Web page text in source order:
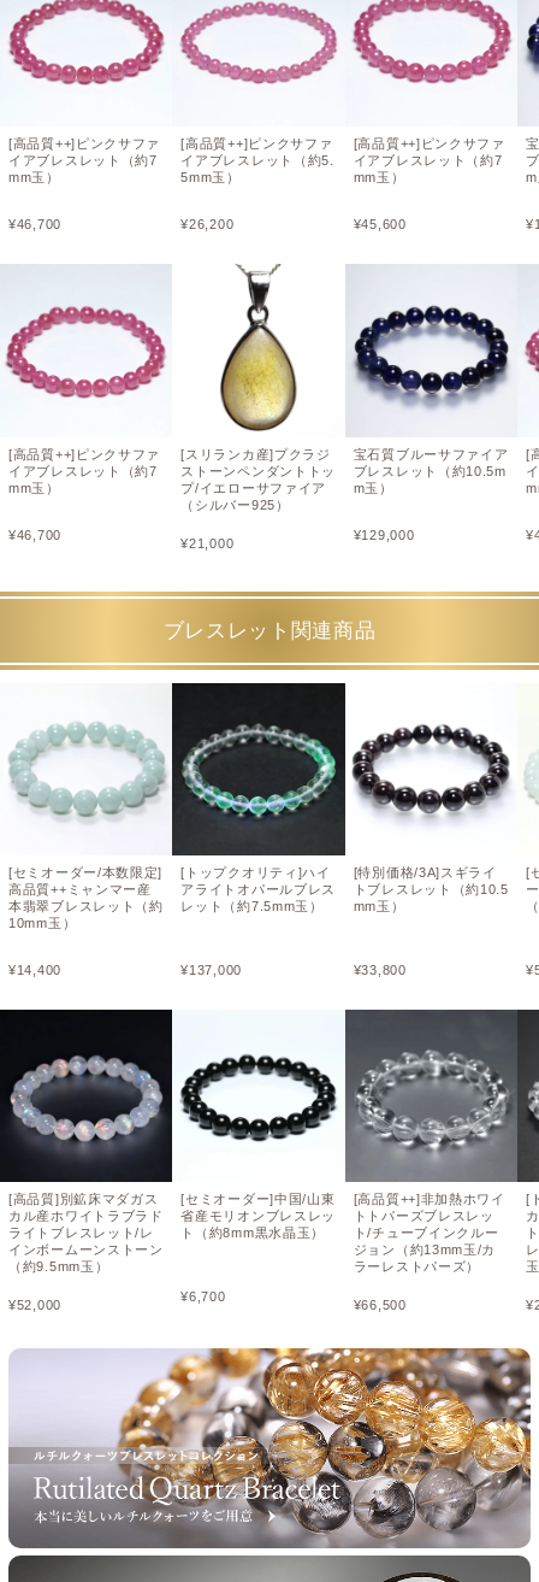
[高品質++]ピンクサファ
イアブレスレット（約7
mm玉）
¥46,700
[高品質++]ピンクサファ
イアブレスレット（約7
mm玉）
¥46,700
[高品質++]ピンクサファ
イアブレスレット（約5.
5mm玉）
¥26,200
[スリランカ産]プクラジ
ストーンペンダントトッ
プ/イエローサファイア
（シルバー925）
¥21,000
[高品質++]ピンクサファ
イアブレスレット（約7
mm玉）
¥45,600
宝石質ブルーサファイア
ブレスレット（約10.5m
m玉）
¥129,000
¥
[
¥
ブレスレット関連商品
[セミオーダー/本数限定]
高品質++ミャンマー産
本翡翠ブレスレット（約
10mm玉）
¥14,400
[高品質]別鉱床マダガス
カル産ホワイトラブラド
ライトブレスレット/レ
インボームーンストーン
（約9.5mm玉）
¥52,000
[トップクオリティ]ハイ
アライトオパールブレス
レット（約7.5mm玉）
¥137,000
[セミオーダー]中国/山東
省産モリオンブレスレッ
ト（約8mm黒水晶玉）
¥6,700
[特別価格/3A]スギライ
トブレスレット（約10.5
mm玉）
¥33,800
[高品質++]非加熱ホワイ
トトパーズブレスレッ
ト/チューブインクルー
ジョン（約13mm玉/カ
ラーレストパーズ）
¥66,500
[
¥
[
¥